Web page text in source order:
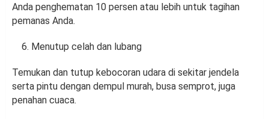
Anda penghematan 10 persen atau lebih untuk tagihan
pemanas Anda.
Menutup celah dan lubang
Temukan dan tutup kebocoran udara di sekitar jendela
serta pintu dengan dempul murah, busa semprot, juga
penahan cuaca.